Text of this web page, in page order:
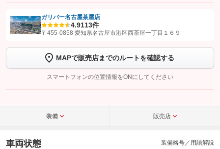
【STEP1】認証画面でグーネットを友だち追加してから「許可する」ボタンを押
トーク画面で
ボタンをタップして問い合わせを
完了してください。
こちら
ガリバー名古屋茶屋店
4.9113件
〒455-0858 愛知県名古屋市港区西茶屋一丁目１６９
MAPで販売店までのルートを確認する
スマートフォンの位置情報をONにしてください
装備 販売店
車両状態 装備略号／用語解説